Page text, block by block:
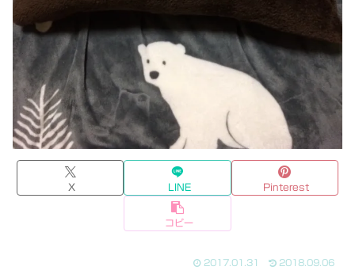
X LINE Pinterest
コピー
2017.01.31 2018.09.06